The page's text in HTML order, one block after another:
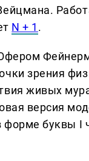
N + 1 .
зрения
живых
версия
форме буквы I